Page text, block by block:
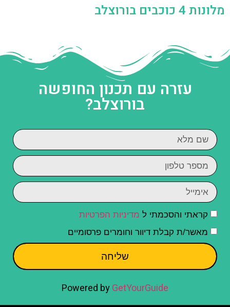
מלונות 4 כוכבים בורוצלב
עזרה עם תכנון החופשה
בורוצלב?
קראתי והסכמתי ל מדיניות הפרטיות
מאשר/ת קבלת דיוור וחומרים פרסומיים
שליחה
Powered byGetYourGuide